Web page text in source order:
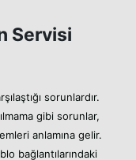
Servisi
sorunlardır.
gibi sorunlar,
anlamına gelir.
bağlantılarındaki